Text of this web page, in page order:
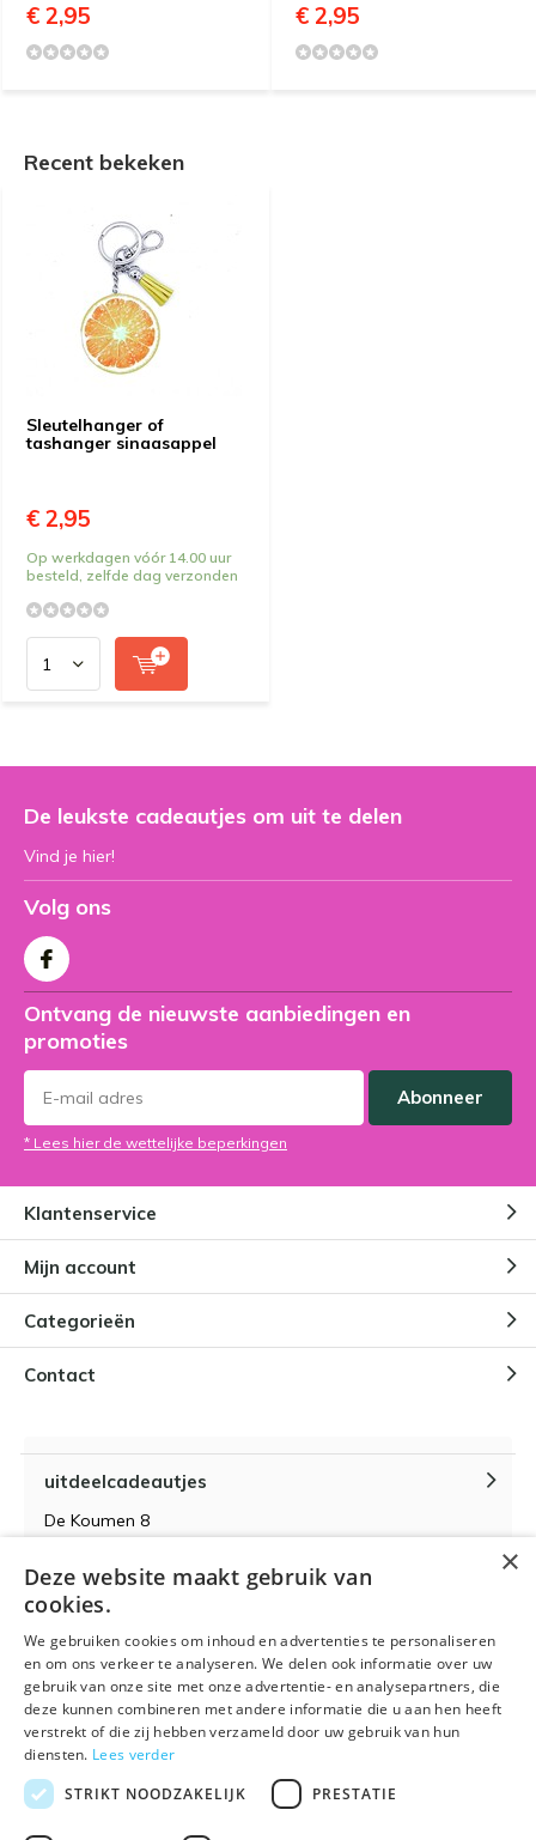
€ 2,95 € 2,95
Recent bekeken
Sleutelhanger of
tashanger sinaasappel
€ 2,95
Op werkdagen vóór 14.00 uur
besteld, zelfde dag verzonden
De leukste cadeautjes om uit te delen
Vind je hier!
Volg ons
Ontvang de nieuwste aanbiedingen en
promoties
Abonneer
* Lees hier de wettelijke beperkingen
Klantenservice
Mijn account
Categorieën
Contact
uitdeelcadeautjes
De Koumen 8
KvK-nummer 14087571
BTW-nummer NL 815399145 B01
Algemene voorwaarden RSS-feed
×
Deze website maakt gebruik van
cookies.
We gebruiken cookies om inhoud en advertenties te personaliseren
en om ons verkeer te analyseren. We delen ook informatie over uw
gebruik van onze site met onze advertentie- en analysepartners, die
deze kunnen combineren met andere informatie die u aan hen heeft
verstrekt of die zij hebben verzameld door uw gebruik van hun
diensten. Lees verder
STRIKT NOODZAKELIJK
PRESTATIE